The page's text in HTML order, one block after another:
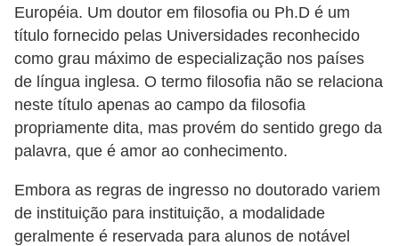
Européia. Um doutor em filosofia ou Ph.D é um
título fornecido pelas Universidades reconhecido
como grau máximo de especialização nos países
de língua inglesa. O termo filosofia não se relaciona
neste título apenas ao campo da filosofia
propriamente dita, mas provém do sentido grego da
palavra, que é amor ao conhecimento.
Embora as regras de ingresso no doutorado variem
de instituição para instituição, a modalidade
geralmente é reservada para alunos de notável
e
o
s
e
T
V